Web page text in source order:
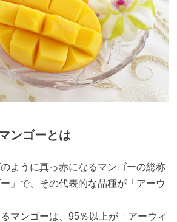
ンゴーとは
ように真っ赤になるマンゴーの総称
」で、その代表的な品種が「アーウ
マンゴーは、95％以上が「アーウィ